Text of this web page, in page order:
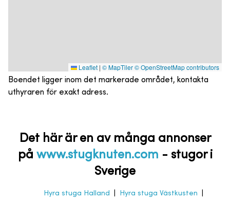
Leaflet | © MapTiler© OpenStreetMap contributors
Boendet ligger inom det markerade området, kontakta
uthyraren för exakt adress.
Det här är en av många annonser
på www.stugknuten.com - stugor i
Sverige
Hyra stuga Halland Hyra stuga Västkusten